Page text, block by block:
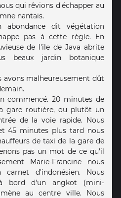
qui rêvions d'échapper au
nantais.
dit végétation
pas à cette règle. En
de l'ile de Java abrite
beaux jardin botanique
avons malheureusement dût
commencé. 20 minutes de
gare routière, ou plutôt un
de la voie rapide. Nous
45 minutes plus tard nous
de taxi de la gare de
pas un mot de ce qu'il
Marie-Francine nous
d'indonésien. Nous
bord d'un angkot (mini-
au centre ville. Nous